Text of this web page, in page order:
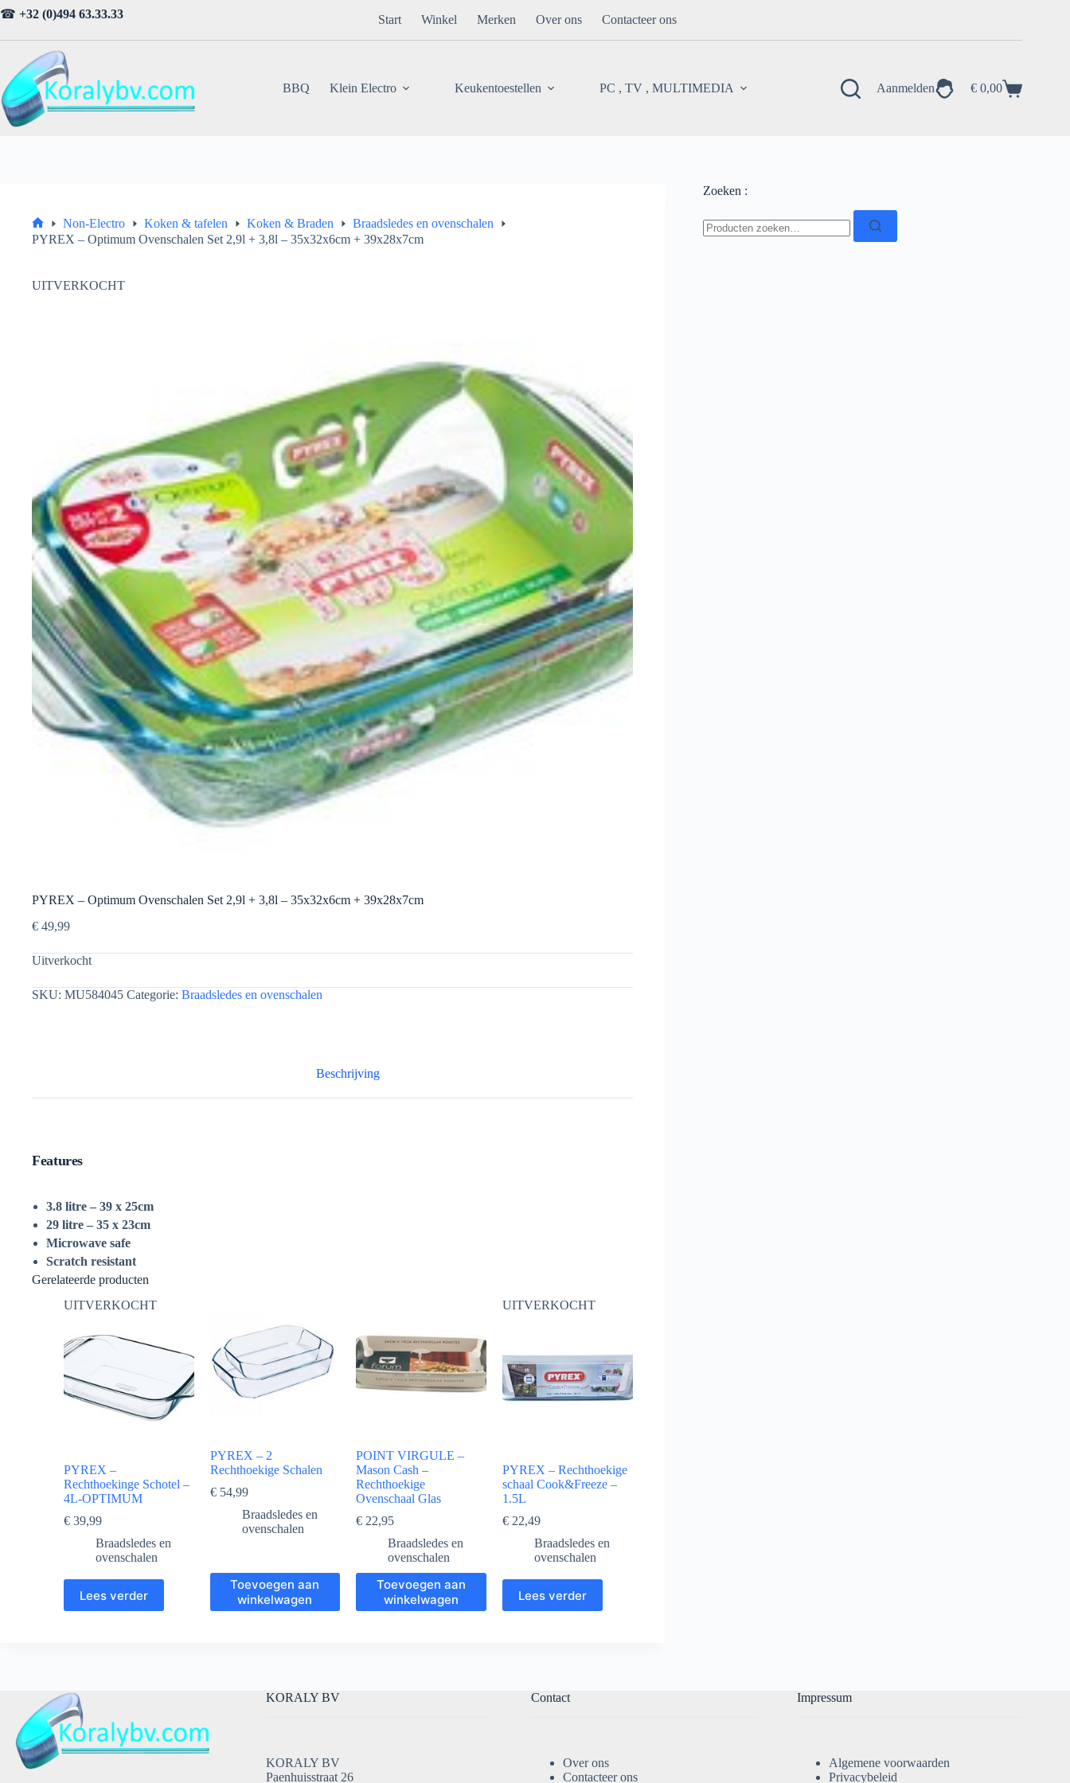
Ga
naar
☎ +32 (0)494 63.33.33 Start Winkel Merken Over ons Contacteer ons
BBQ Klein Electro Keukentoestellen PC , TV , MULTIMEDIA Aanmelden Winkelwagen
€ 0,00
Home
Non-Electro Koken & tafelen Koken & Braden
Braadsledes en ovenschalen
PYREX – Optimum Ovenschalen Set 2,9l + 3,8l – 35x32x6cm + 39x28x7cm
UITVERKOCHT
PYREX – Optimum Ovenschalen Set 2,9l + 3,8l – 35x32x6cm + 39x28x7cm
€ 49,99
Uitverkocht
SKU: MU584045 Categorie: Braadsledes en ovenschalen
Beschrijving
Features
3.8 litre – 39 x 25cm
29 litre – 35 x 23cm
Microwave safe
Scratch resistant
Gerelateerde producten
UITVERKOCHT
PYREX –
Rechthoekinge Schotel –
4L-OPTIMUM
€ 39,99
Braadsledes en
ovenschalen
Lees verder
PYREX – 2
Rechthoekige Schalen
€54,99
Braadsledes en
ovenschalen
Toevoegen aan
winkelwagen
POINT VIRGULE –
Mason Cash –
Rechthoekige
Ovenschaal Glas
€ 22,95
Braadsledes en
ovenschalen
Toevoegen aan
winkelwagen
UITVERKOCHT
PYREX – Rechthoekige
schaal Cook&Freeze –
1.5L
€22,49
Braadsledes en
ovenschalen
Lees verder
Zoeken :
naar:
KORALY BV
KORALY BV
Paenhuisstraat 26
Contact
Over ons
Contacteer ons
Impressum
Algemene voorwaarden
Privacybeleid